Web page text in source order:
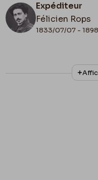
Expéditeur
Félicien Rops
1833/07/07 -
N°
II/6655/468/110
Belgique,
Belgique,